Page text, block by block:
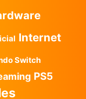
Internet
Switch
PS5